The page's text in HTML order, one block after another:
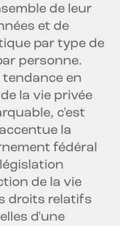
de leur
et de
par type de
personne.
tendance en
la vie privée
c'est
la
fédéral
de la vie
droits relatifs
d'une